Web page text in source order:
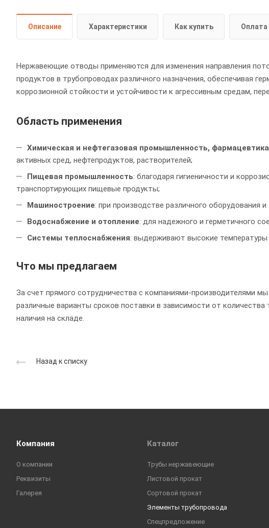
Описание Характеристики Как купить Оплата
Нержавеющие отводы применяются для изменения направления
продуктов в трубопроводах различного назначения, обеспечивая
коррозионной стойкости и устойчивости к агрессивным средам,
Область применения
Химическая и нефтегазовая промышленность, фармацевтика
активных сред, нефтепродуктов, растворителей;
Пищевая промышленность: благодаря гигиеничности и
транспортирующих пищевые продукты;
Машиностроение: при производстве различного оборудования
Водоснабжение и отопление: для надежного и герметичного
Системы теплоснабжения: выдерживают высокие температуры
Что мы предлагаем
За счет прямого сотрудничества с компаниями-производителями
различные варианты сроков поставки в зависимости от
наличия на складе.
Назад к списку
Компания
О компании
Реквизиты
Галерея
Каталог
Трубы нержавеющие
Листовой прокат
Сортовой прокат
Элементы трубопровода
Спецпредложение